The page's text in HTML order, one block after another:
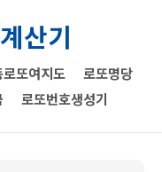
산기
로또여지도
로또명당
로또번호생성기